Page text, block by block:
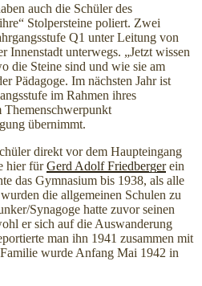
auch die Schüler des
Stolpersteine poliert. Zwei
Q1 unter Leitung von
Innenstadt unterwegs. „Jetzt wissen
die Steine sind und wie sie am
Pädagoge. Im nächsten Jahr ist
im Rahmen ihres
Themenschwerpunkt
übernimmt.
direkt vor dem Haupteingang
hier fürGerd Adolf Friedbergerein
das Gymnasium bis 1938, als alle
die allgemeinen Schulen zu
Synagoge hatte zuvor seinen
er sich auf die Auswanderung
man ihn 1941 zusammen mit
wurde Anfang Mai 1942 in